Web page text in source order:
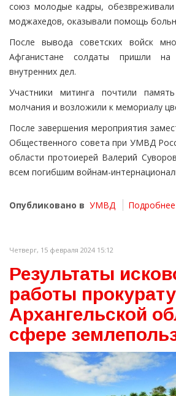
союз молодые кадры,
моджахедов, оказывали помощь
После вывода советских войск
Афганистане солдаты пришли
внутренних дел.
Участники митинга почтили
молчания и возложили к мемориалу
После завершения мероприятия
Общественного совета при УМВД
области протоиерей Валерий
всем погибшим войнам-
Опубликовано в УМВД Подробнее
Четверг, 15 февраля 2024 15:12
Результаты
работы
Архангельской
сфере